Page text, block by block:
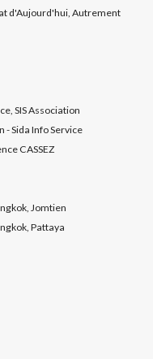
d'Aujourd'hui, Autrement
SIS Association
- Sida Info Service
CASSEZ
Jomtien
Pattaya